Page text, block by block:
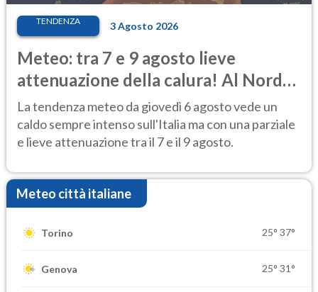
TENDENZA 3 Agosto 2026
Meteo: tra 7 e 9 agosto lieve
attenuazione della calura! Al Nord
rischio temporali
La tendenza meteo da giovedì 6 agosto vede un
caldo sempre intenso sull'Italia ma con una parziale
e lieve attenuazione tra il 7 e il 9 agosto.
Meteo città italiane
Torino 25° 37°
Genova 25° 31°